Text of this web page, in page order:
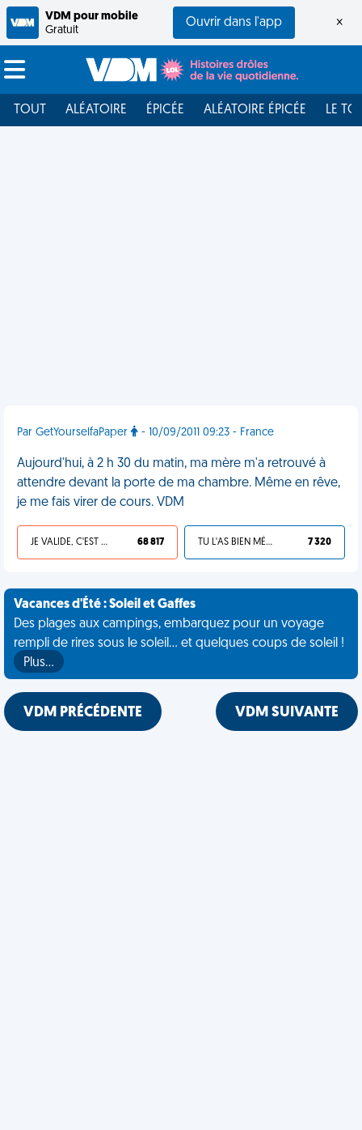
VDM pour mobile
Gratuit
Ouvrir dans l'app ×
TOUT ALÉATOIRE ÉPICÉE ALÉATOIRE ÉPICÉE LE
Par GetYourselfaPaper - 10/09/2011 09:23 - France
Aujourd'hui, à 2 h 30 du matin, ma mère m'a retrouvé à
attendre devant la porte de ma chambre. Même en rêve,
je me fais virer de cours. VDM
JE VALIDE, C'EST UNE VDM 68 817 TU L'AS BIEN MÉRITÉ 7 320
Vacances d'Été : Soleil et Gaffes
Des plages aux campings, embarquez pour un voyage
rempli de rires sous le soleil... et quelques coups de soleil !
Plus…
VDM PRÉCÉDENTE VDM SUIVANTE